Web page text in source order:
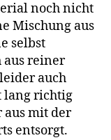
noch nicht
Mischung aus
selbst
aus reiner
auch
lang richtig
aus mit der
entsorgt.